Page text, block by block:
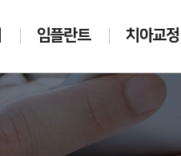
임플란트 치아교정